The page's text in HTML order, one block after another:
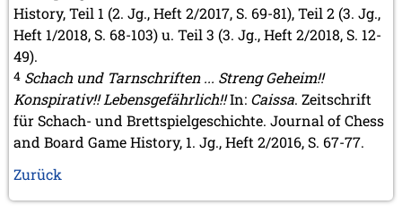
History, Teil 1 (2. Jg., Heft 2/2017, S. 69-81), Teil 2 (3. Jg.,
Heft 1/2018, S. 68-103) u. Teil 3 (3. Jg., Heft 2/2018, S. 12-
49).
4 Schach und Tarnschriften ... Streng Geheim!!
Konspirativ!! Lebensgefährlich!!In: Caissa. Zeitschrift
für Schach- und Brettspielgeschichte. Journal of Chess
and Board Game History, 1. Jg., Heft 2/2016, S. 67-77.
Zurück